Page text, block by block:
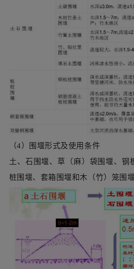
（4）围堰形式及使用条件
土、石围堰、草（麻）袋围堰、钢
桩围堰、套箱围堰和木（竹）笼围